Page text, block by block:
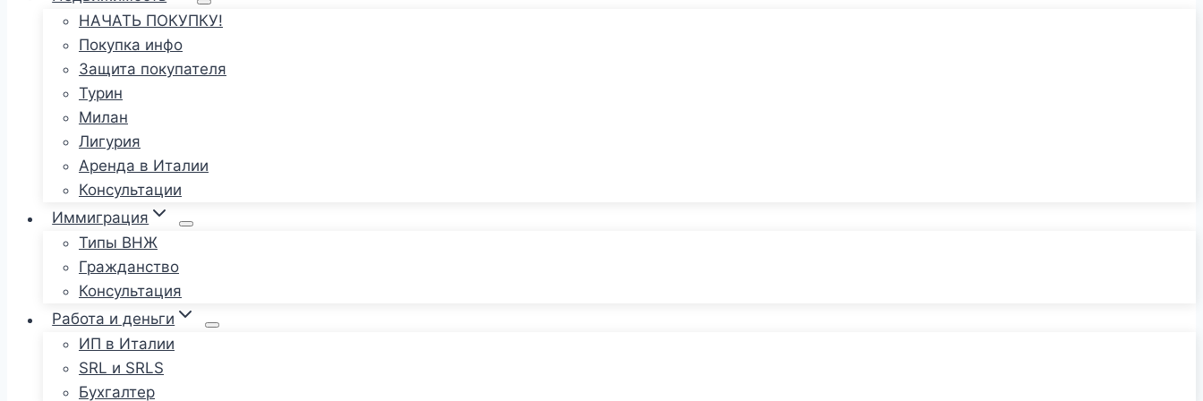
НАЧАТЬ ПОКУПКУ!
Покупка инфо
Защита покупателя
Турин
Милан
Лигурия
Аренда в Италии
Консультации
Иммиграция
Типы ВНЖ
Гражданство
Консультация
Работа и деньги
ИП в Италии
SRL и SRLS
Бухгалтер